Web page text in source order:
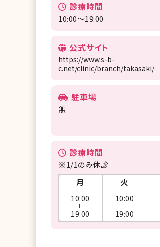
診療時間
10:00～19:00
公式サイト
https://www.s-b-
c.net/clinic/branch/takasaki/
駐車場
無
診療時間
※1/1のみ休診
月
火
10:00
19:00
10:00
19:00